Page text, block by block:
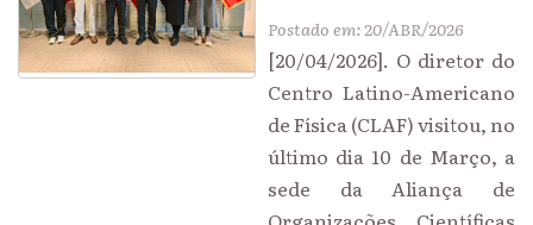
Postado em: 20/ABR/2026
[20/04/2026]. O diretor do
Centro Latino-Americano
de Física (CLAF) visitou, no
último dia 10 de Março, a
sede da Aliança de